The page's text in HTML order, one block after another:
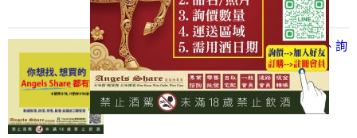
all events
【凡酒問Angels Share】線上選酒、詢
(尋)酒、詢價、零售、批發，看這裡!
2024/03/01